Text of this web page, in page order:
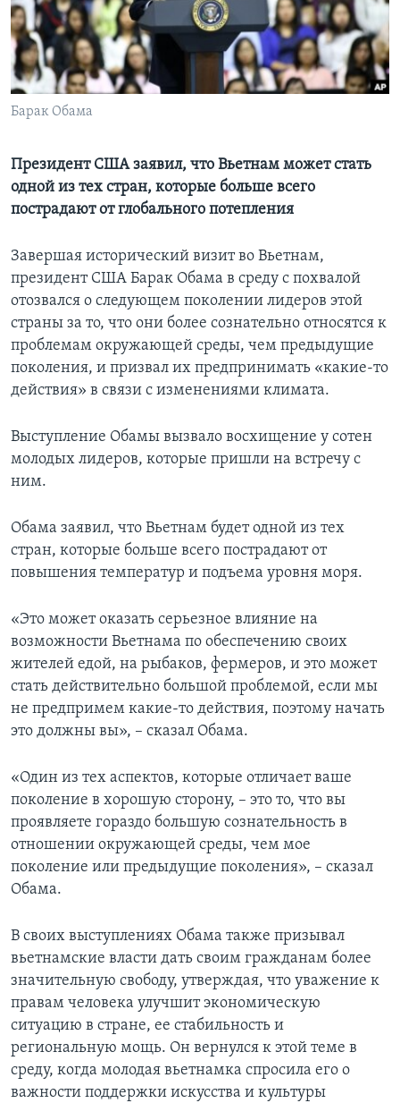
Learning English
СОЦИАЛЬНЫЕ СЕТИ
Языки
Барак Обама
Президент США заявил, что Вьетнам может стать
одной из тех стран, которые больше всего
пострадают от глобального потепления
Завершая исторический визит во Вьетнам,
президент США Барак Обама в среду с похвалой
отозвался о следующем поколении лидеров этой
страны за то, что они более сознательно относятся к
проблемам окружающей среды, чем предыдущие
поколения, и призвал их предпринимать «какие-то
действия» в связи с изменениями климата.
Выступление Обамы вызвало восхищение у сотен
молодых лидеров, которые пришли на встречу с
ним.
Обама заявил, что Вьетнам будет одной из тех
стран, которые больше всего пострадают от
повышения температур и подъема уровня моря.
«Это может оказать серьезное влияние на
возможности Вьетнама по обеспечению своих
жителей едой, на рыбаков, фермеров, и это может
стать действительно большой проблемой, если мы
не предпримем какие-то действия, поэтому начать
это должны вы», – сказал Обама.
«Один из тех аспектов, которые отличает ваше
поколение в хорошую сторону, – это то, что вы
проявляете гораздо большую сознательность в
отношении окружающей среды, чем мое
поколение или предыдущие поколения», – сказал
Обама.
В своих выступлениях Обама также призывал
вьетнамские власти дать своим гражданам более
значительную свободу, утверждая, что уважение к
правам человека улучшит экономическую
ситуацию в стране, ее стабильность и
региональную мощь. Он вернулся к этой теме в
среду, когда молодая вьетнамка спросила его о
важности поддержки искусства и культуры